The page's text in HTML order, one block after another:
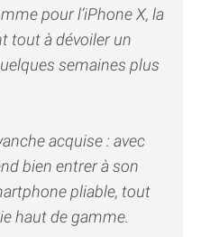
pour l’iPhone X, la
tout à dévoiler un
semaines plus
acquise : avec
bien entrer à son
pliable, tout
haut de gamme.